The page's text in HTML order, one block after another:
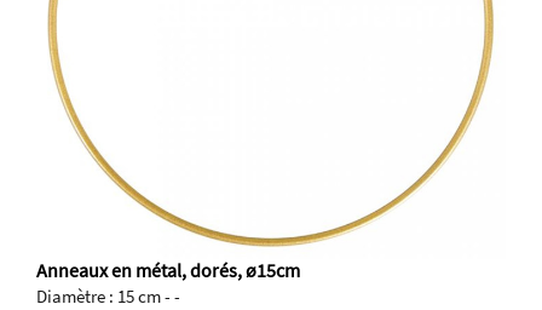
Anneaux en métal, dorés, ø15cm
Diamètre : 15 cm - -